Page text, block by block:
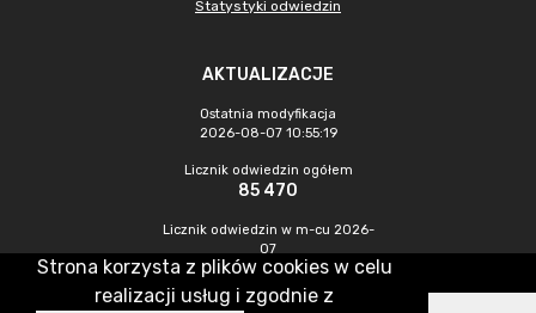
Statystyki odwiedzin
AKTUALIZACJE
Ostatnia modyfikacja
2026-08-07 10:55:19
Licznik odwiedzin ogółem
85 470
Licznik odwiedzin w m-cu 2026-
07
237
Strona korzysta z plików cookies w celu
realizacji usług i zgodnie z